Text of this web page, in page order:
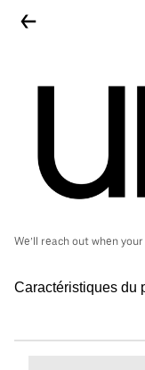
We’ll reach out when
Caractéristiques du